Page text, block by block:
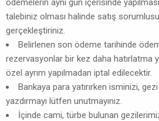
ödemelerin aynı gün içerisinde
talebiniz olması halinde satış
gerçekleştiriniz.
Belirlenen son ödeme tarihinde
rezervasyonlar bir kez daha hatırlatma
özel ayrım yapılmadan iptal edilecektir.
Bankaya para yatırırken isminizi, gezi
yazdırmayı lütfen unutmayınız.
İçinde cami, türbe bulunan